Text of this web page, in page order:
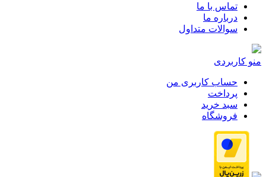
تماس با ما
درباره ما
سوالات متداول
منو کاربردی
حساب کاربری من
پرداخت
سبد خرید
فروشگاه